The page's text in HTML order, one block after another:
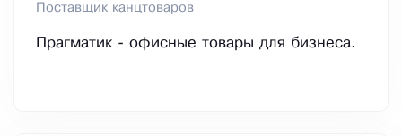
Поставщик канцтоваров
Прагматик - офисные товары для бизнеса.